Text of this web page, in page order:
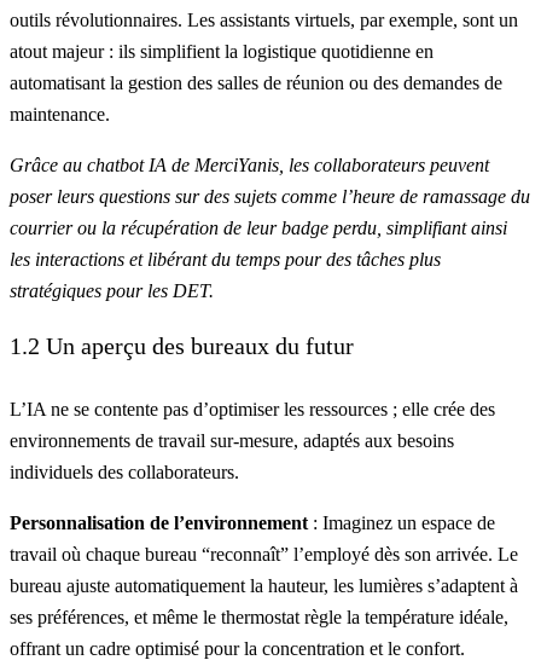
outils révolutionnaires. Les assistants virtuels, par exemple, sont un
atout majeur : ils simplifient la logistique quotidienne en
automatisant la gestion des salles de réunion ou des demandes de
maintenance.
Grâce au chatbot IA de MerciYanis, les collaborateurs peuvent
poser leurs questions sur des sujets comme l’heure de ramassage du
courrier ou la récupération de leur badge perdu, simplifiant ainsi
les interactions et libérant du temps pour des tâches plus
stratégiques pour les DET.
1.2 Un aperçu des bureaux du futur
L’IA ne se contente pas d’optimiser les ressources ; elle crée des
environnements de travail sur-mesure, adaptés aux besoins
individuels des collaborateurs.
Personnalisation de l’environnement : Imaginez un espace de
travail où chaque bureau “reconnaît” l’employé dès son arrivée. Le
bureau ajuste automatiquement la hauteur, les lumières s’adaptent à
ses préférences, et même le thermostat règle la température idéale,
offrant un cadre optimisé pour la concentration et le confort.